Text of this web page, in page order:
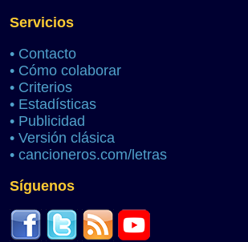
Servicios
• Contacto
• Cómo colaborar
• Criterios
• Estadísticas
• Publicidad
• Versión clásica
• cancioneros.com/letras
Síguenos